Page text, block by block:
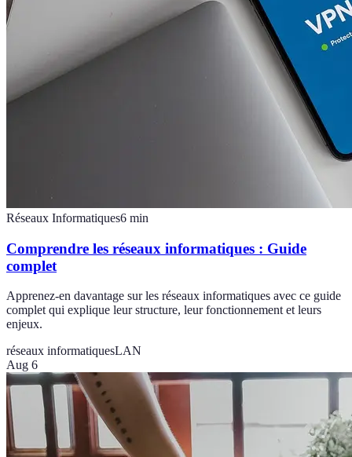
Réseaux Informatiques6 min
Comprendre les réseaux informatiques : Guide
complet
Apprenez-en davantage sur les réseaux informatiques avec ce guide
complet qui explique leur structure, leur fonctionnement et leurs
enjeux.
réseaux informatiquesLAN
Aug 6